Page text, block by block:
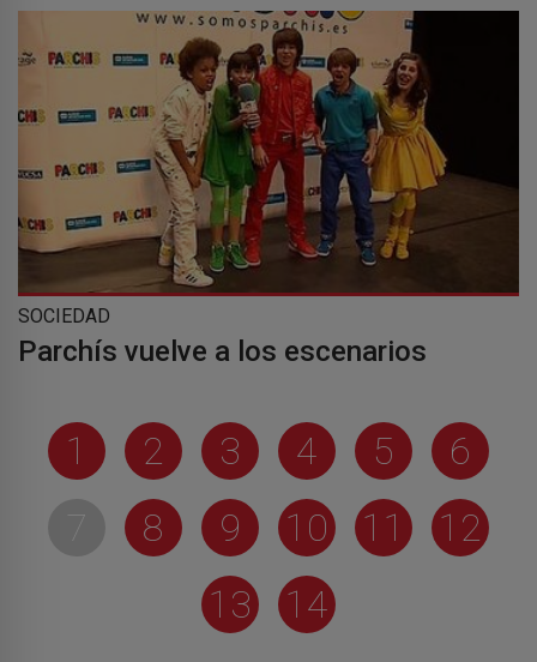
SOCIEDAD
Parchís vuelve a los escenarios
1 2 3 4 5
6
7
8 9 10 11
12
13
14